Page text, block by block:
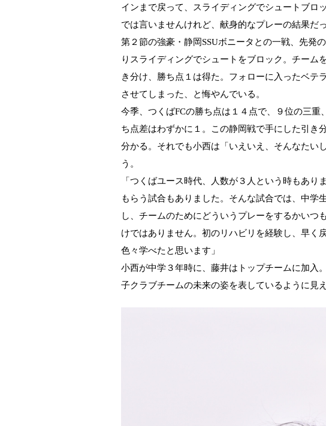
インまで戻って、スライディングでシュートブロ
では言いませんけれど、献身的なプレーの結果だ
第２節の強豪・静岡 SSUボニータとの一戦、先発
りスライディングでシュートをブロック。チーム
き分け、勝ち点１は得た。フォローに入ったベテ
させてしまった、と悔やんでいる。
今季、つくばFCの勝ち点は１４点で、９位の三重
ち点差はわずかに１。この静岡戦で手にした引き
分かる。それでも小西は「いえいえ、そんなたい
う。
「つくばユース時代、人数が３人という時もあ
もらう試合もありました。そんな試合では、中学
し、チームのためにどういうプレーをするかいつ
けではありません。初のリハビリを経験し、早く
色々学べたと思います」
小西が中学３年時に、藤井はトップチームに加入
子クラブチームの未来の姿を表しているように見え